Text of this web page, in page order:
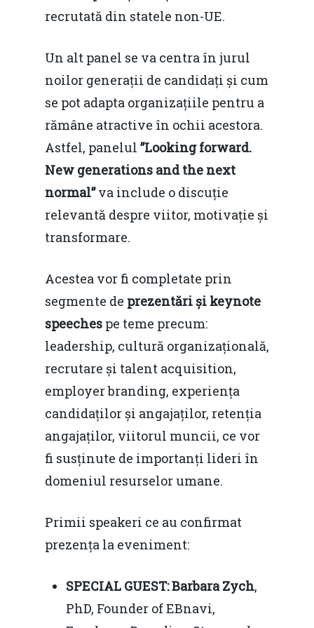
recrutată din statele non-UE.
Un alt panel se va centra în jurul
noilor generații de candidați și cum
se pot adapta organizațiile pentru a
rămâne atractive în ochii acestora.
Astfel, panelul ”Looking forward.
New generations and the next
normal”va include o discuție
relevantă despre viitor, motivație și
transformare.
Acestea vor fi completate prin
segmente de prezentări și keynote
speeches pe teme precum:
leadership, cultură organizațională,
recrutare și talent acquisition,
employer branding, experiența
candidaților și angajaților, retenția
angajaților, viitorul muncii, ce vor
fi susținute de importanți lideri în
domeniul resurselor umane.
Primii speakeri ce au confirmat
prezența la eveniment:
SPECIAL GUEST: Barbara Zych,
PhD, Founder of EBnavi,